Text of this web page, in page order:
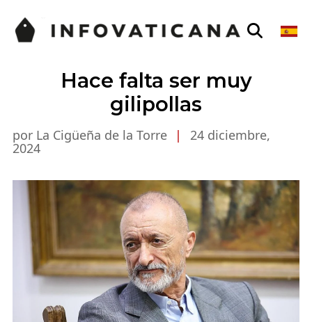
Hace falta ser muy
gilipollas
por La Cigüeña de la Torre | 24 diciembre,
2024